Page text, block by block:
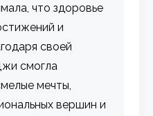
что здоровье
и
своей
смогла
мечты,
вершин и